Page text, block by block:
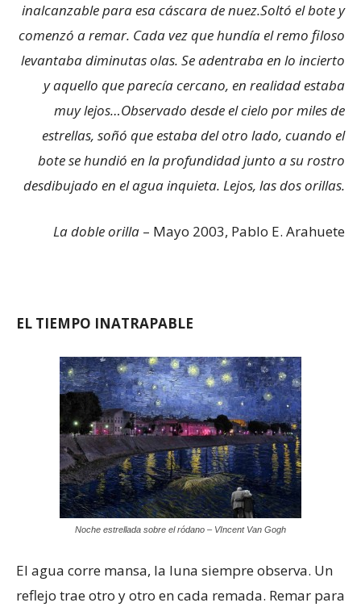
inalcanzable para esa cáscara de nuez.Soltó el bote y
comenzó a remar. Cada vez que hundía el remo filoso
levantaba diminutas olas. Se adentraba en lo incierto
y aquello que parecía cercano, en realidad estaba
muy lejos…Observado desde el cielo por miles de
estrellas, soñó que estaba del otro lado, cuando el
bote se hundió en la profundidad junto a su rostro
desdibujado en el agua inquieta. Lejos, las dos orillas.
La doble orilla – Mayo 2003, Pablo E. Arahuete
EL TIEMPO INATRAPABLE
Noche estrellada sobre el ródano – VIncent Van Gogh
El agua corre mansa, la luna siempre observa. Un
reflejo trae otro y otro en cada remada. Remar para